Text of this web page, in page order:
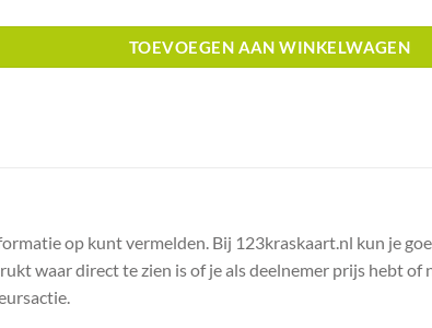
TOEVOEGEN AAN WINKELWAGEN
op kunt vermelden. Bij 123kraskaart.nl kun je
waar direct te zien is of je als deelnemer prijs hebt of